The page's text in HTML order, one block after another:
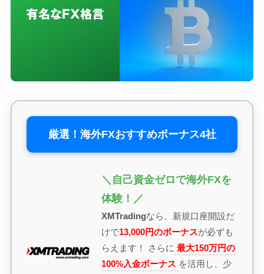
厳選！海外FXおすすめボーナス4社
＼自己資金ゼロで海外FXを
体験！／
XMTradingなら、新規口座開設だ
けで13,000円のボーナスが必ずも
らえます！ さらに 最大150万円の
100%入金ボーナス を活用し、少